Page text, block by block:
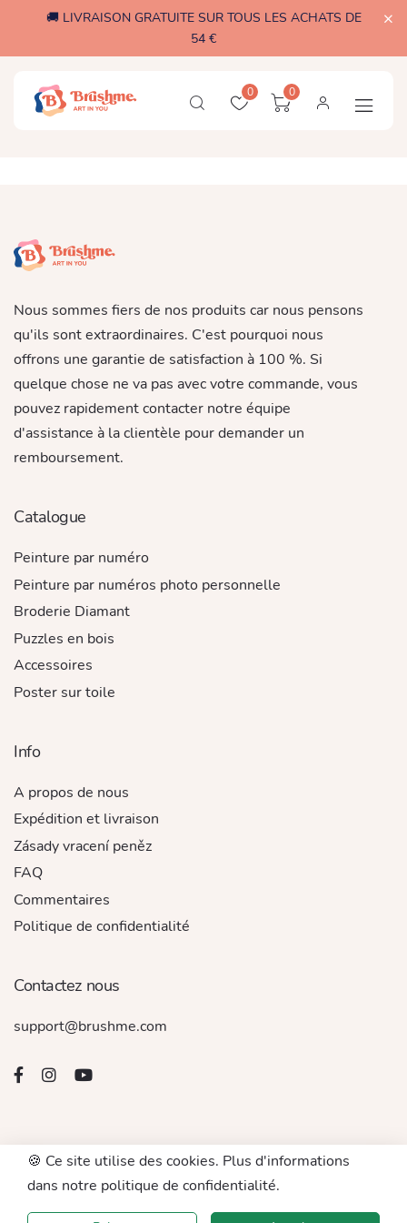
🚚 LIVRAISON GRATUITE SUR TOUS LES ACHATS DE
54 €
0 0
Nous sommes fiers de nos produits car nous pensons
qu'ils sont extraordinaires. C'est pourquoi nous
offrons une garantie de satisfaction à 100 %. Si
quelque chose ne va pas avec votre commande, vous
pouvez rapidement contacter notre équipe
d'assistance à la clientèle pour demander un
remboursement.
Catalogue
Peinture par numéro
Peinture par numéros photo personnelle
Broderie Diamant
Puzzles en bois
Accessoires
Poster sur toile
Info
A propos de nous
Expédition et livraison
Zásady vracení peněz
FAQ
Commentaires
Politique de confidentialité
Contactez nous
support@brushme.com
© 2016 - 2026. Tous droits réservés par BRUSHME LLC
🍪 Ce site utilise des cookies. Plus d'informations
dans notre politique de confidentialité.